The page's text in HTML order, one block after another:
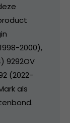
2000),
9292OV
(2022-
als